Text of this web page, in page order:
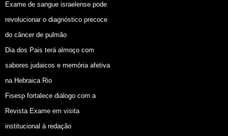
Exame de sangue israelense pode
revolucionar o diagnóstico precoce
do câncer de pulmão
Dia dos Pais terá almoço com
sabores judaicos e memória afetiva
na Hebraica Rio
Fisesp fortalece diálogo com a
Revista Exame em visita
institucional à redação